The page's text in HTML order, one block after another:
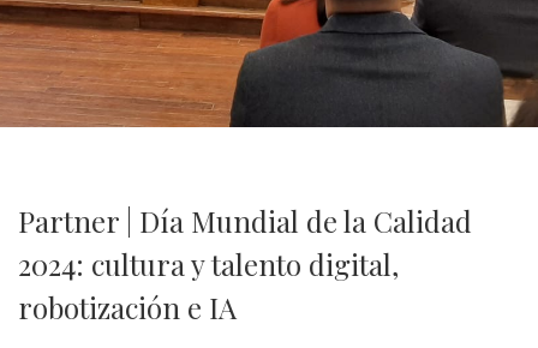
Partner | Día Mundial de la Calidad
2024: cultura y talento digital,
robotización e IA